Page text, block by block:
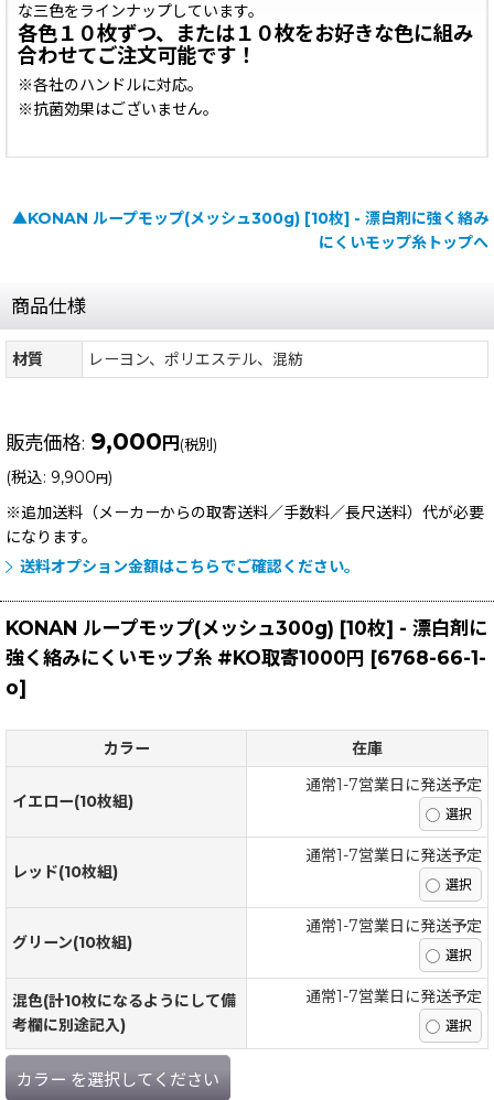
な三色をラインナップしています。
各色１０枚ずつ、または１０枚をお好きな色に組み
合わせてご注文可能です！
※各社のハンドルに対応。
※抗菌効果はございません。
▲KONAN ループモップ(メッシュ300g) [10枚] - 漂白剤に強く絡み
にくいモップ糸トップへ
商品仕様
材質 レーヨン、ポリエステル、混紡
販売価格: 9,000 円 (税別)
(税込: 9,900円)
※追加送料（メーカーからの取寄送料／手数料／長尺送料） 代が必要
になります。
送料オプション金額はこちらでご確認ください。
KONAN ループモップ(メッシュ300g) [10枚] - 漂白剤に
強く絡みにくいモップ糸 #KO取寄1000円 [6768-66-1-
o]
カラー 在庫
イエロー(10枚組)
通常1-7営業日に発送予定
レッド(10枚組)
通常1-7営業日に発送予定
グリーン(10枚組)
通常1-7営業日に発送予定
混色(計10枚になるようにして備
考欄に別途記入)
通常1-7営業日に発送予定
カラー を選択してください